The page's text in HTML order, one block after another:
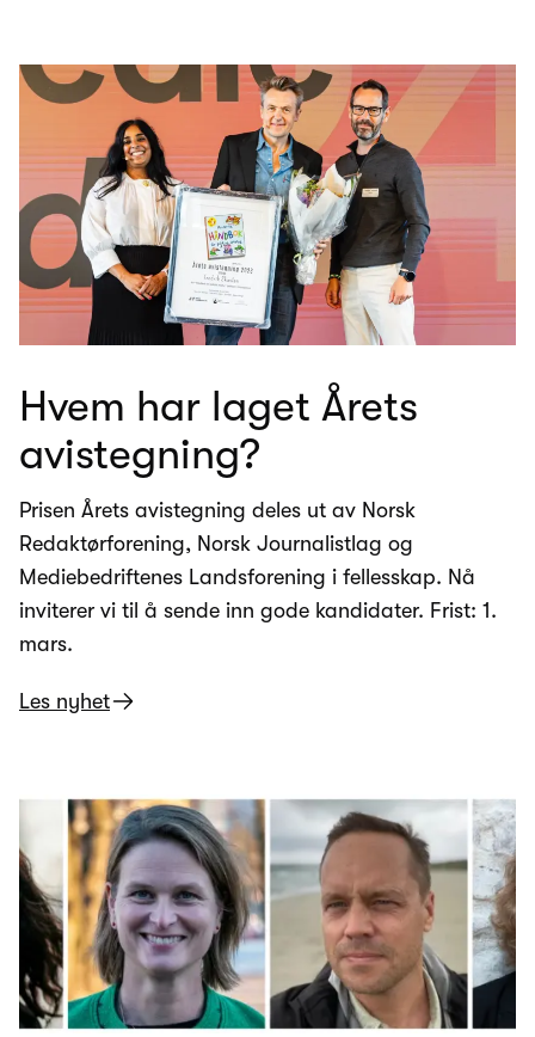
Hvem har laget Årets
avistegning?
Prisen Årets avistegning deles ut av Norsk
Redaktørforening, Norsk Journalistlag og
Mediebedriftenes Landsforening i fellesskap. Nå
inviterer vi til å sende inn gode kandidater. Frist: 1.
mars.
Les nyhet